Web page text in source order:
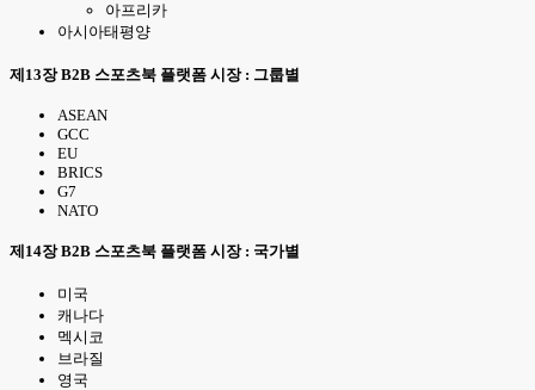
아프리카
아시아태평양
제13장 B2B 스포츠북 플랫폼 시장 : 그룹별
ASEAN
GCC
EU
BRICS
G7
NATO
제14장 B2B 스포츠북 플랫폼 시장 : 국가별
미국
캐나다
멕시코
브라질
영국